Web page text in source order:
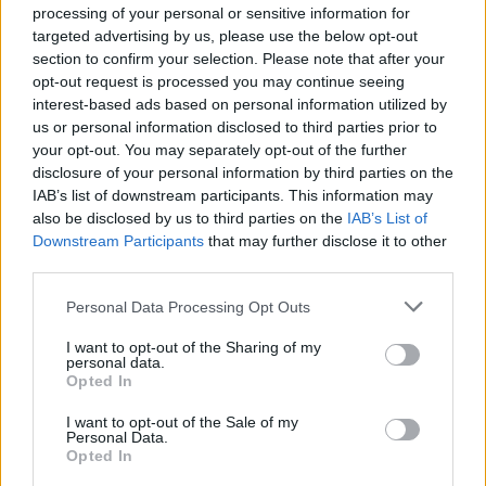
processing of your personal or sensitive information for
targeted advertising by us, please use the below opt-out
section to confirm your selection. Please note that after your
opt-out request is processed you may continue seeing
interest-based ads based on personal information utilized by
us or personal information disclosed to third parties prior to
your opt-out. You may separately opt-out of the further
disclosure of your personal information by third parties on the
IAB’s list of downstream participants. This information may
also be disclosed by us to third parties on the IAB’s List of
Downstream Participants that may further disclose it to other
Please note that this website/app uses one or more Google
not limited to your visit or usage behaviour. You may click to
grant or deny consent to Google and its third-party tags to
use your data for below specified purposes in below Google
consent section.
Personal Data Processing Opt Outs
I want to opt-out of the Sharing of my
personal data.
Opted In
I want to opt-out of the Sale of my
Personal Data.
Opted In
Esce di strada con l’auto ad Arzachena: ferito il
conducente
Turiste si perdono a Tavolara: salvate dai vigili
del fuoco
Meteo Olbia 6 agosto, migliora il tempo in
Gallura